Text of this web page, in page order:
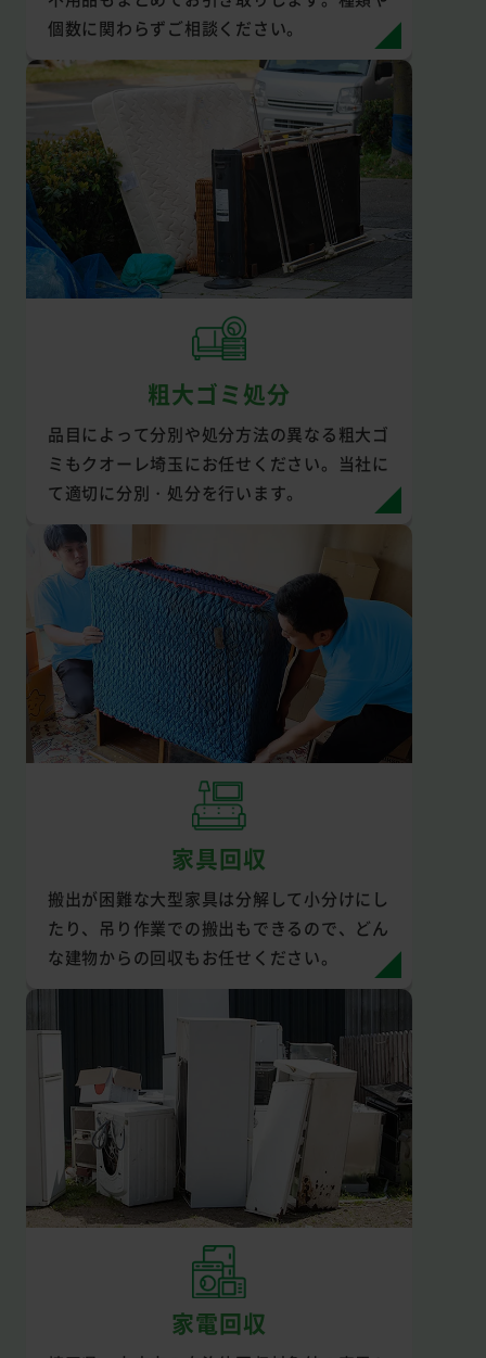
個数に関わらずご相談ください。
粗大ゴミ処分
品目によって分別や処分方法の異なる粗大ゴ
ミもクオーレ埼玉にお任せください。当社に
て適切に分別・処分を行います。
家具回収
搬出が困難な大型家具は分解して小分けにし
たり、吊り作業での搬出もできるので、どん
な建物からの回収もお任せください。
家電回収